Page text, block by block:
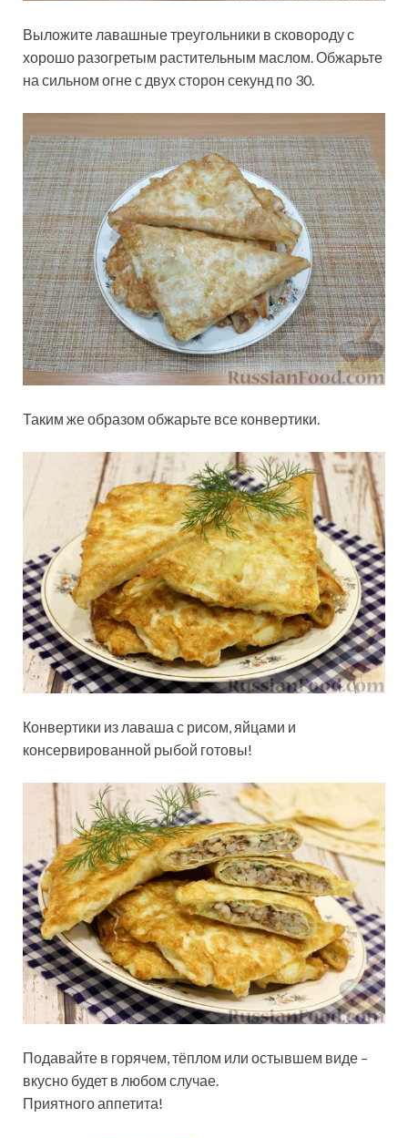
Выложите лавашные треугольники в сковороду с
хорошо разогретым растительным маслом. Обжарьте
на сильном огне с двух сторон секунд по 30.
Таким же образом обжарьте все конвертики.
Конвертики из лаваша с рисом, яйцами и
консервированной рыбой готовы!
Подавайте в горячем, тёплом или остывшем виде –
вкусно будет в любом случае.
Приятного аппетита!